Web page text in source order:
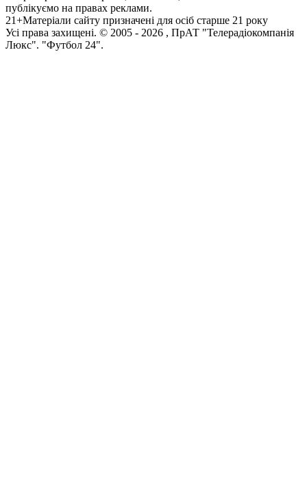
публікуємо на правах реклами.
21+Матеріали сайту призначені для осіб старше 21 року
Усi права захищенi. © 2005 - 2026 , ПрАТ "Телерадіокомпанія
Люкс". "Футбол 24".